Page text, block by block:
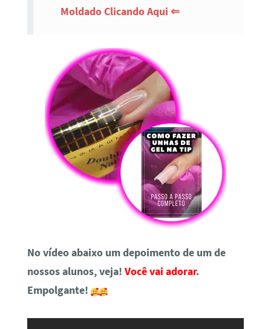
Moldado Clicando Aqui ⇐
No vídeo abaixo um depoimento de um de
nossos alunos, veja! Você vai adorar.
Empolgante!